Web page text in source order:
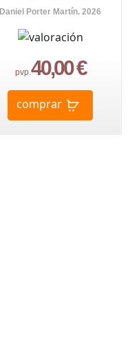
Daniel Porter Martín. 2026
pvp.40,00 €
comprar